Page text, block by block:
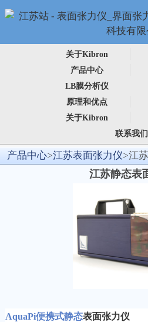
关于Kibron
产品中心
LB膜分析仪
原理和优点
关于Kibron
联系我们
产品中心>江苏表面张力仪>江
江苏静态表
AquaPi便携式静态表面张力仪